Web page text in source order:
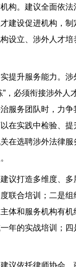
构。建议全面依
建设促进机构，
设立、涉外人才
提升服务能力。
，必须衔接涉外
服务团队时，力
在实践中检验、
在选聘涉外法律
议打造多维度、
联合培训；二是
体和服务机构有
年的实战培训；
议依托律师协会